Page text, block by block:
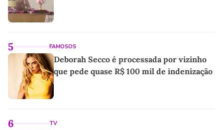
5 FAMOSOS
Deborah Secco é processada por vizinho
que pede quase R$ 100 mil de indenização
6 TV